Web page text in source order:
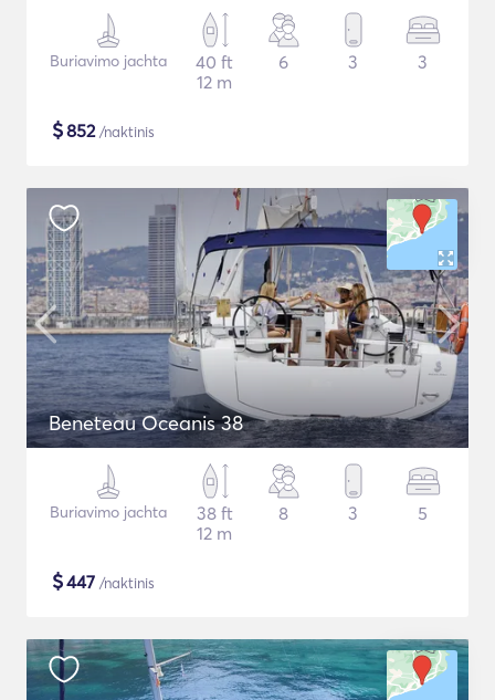
Buriavimo jachta
40 ft
12 m
6 3 3
$852/naktinis
Beneteau Oceanis 38
Buriavimo jachta
38 ft
12 m
8 3 5
$447 /naktinis